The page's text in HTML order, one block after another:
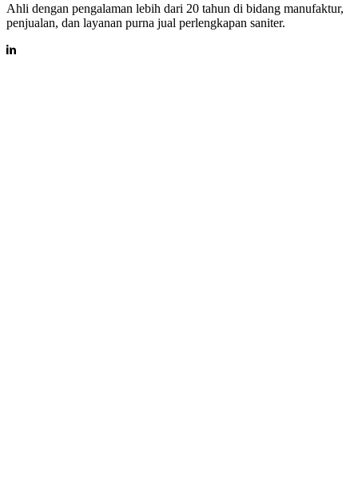
Ahli dengan pengalaman lebih dari 20 tahun di bidang manufaktur,
penjualan, dan layanan purna jual perlengkapan saniter.